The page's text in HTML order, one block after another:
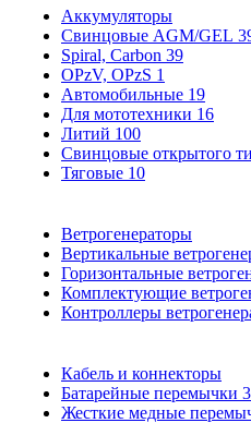
Аккумуляторы
Свинцовые AGM/GEL
Spiral, Carbon 39
OPzV, OPzS 1
Автомобильные 19
Для мототехники 16
Литий 100
Свинцовые открытого
Тяговые 10
Ветрогенераторы
Вертикальные
Горизонтальные
Комплектующие
Контроллеры
Кабель и коннекторы
Батарейные перемычки
Жесткие медные